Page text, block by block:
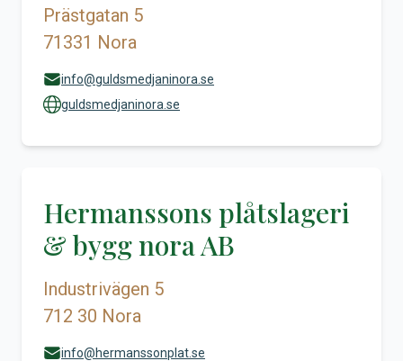
Prästgatan 5
71331 Nora
info@guldsmedjaninora.se
guldsmedjaninora.se
Hermanssons plåtslageri
& bygg nora AB
Industrivägen 5
712 30 Nora
info@hermanssonplat.se